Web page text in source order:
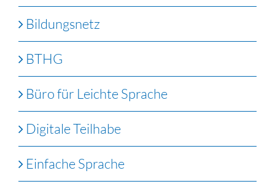
Bildungsnetz
BTHG
Büro für Leichte Sprache
Digitale Teilhabe
Einfache Sprache